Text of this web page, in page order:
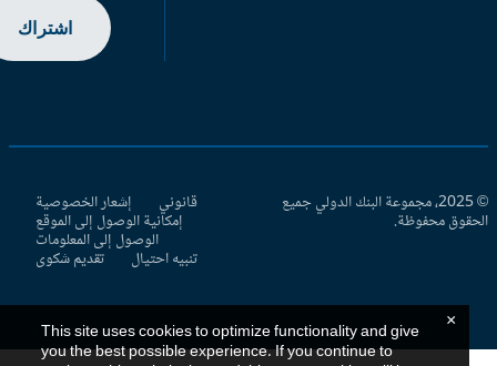
اشتراك
© 2025، مجموعة البنك الدولي جميع
محفوظة.
قانوني إشعار الخصوصية
إمكانية الوصول إلى الموقع
الوصول إلى المعلومات
تنبيه احتيال تقديم شكوى
This site uses cookies to optimize functionality and give
you the best possible experience. If you continue to